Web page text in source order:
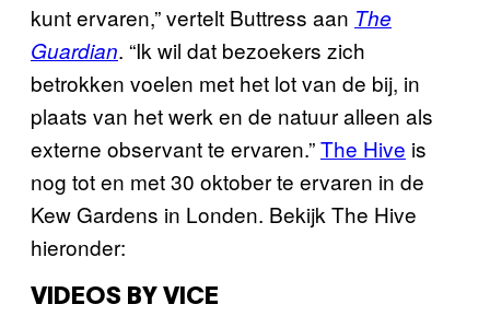
kunt ervaren,” vertelt Buttress aan The
Guardian. “Ik wil dat bezoekers zich
betrokken voelen met het lot van de bij, in
plaats van het werk en de natuur alleen als
externe observant te ervaren.”The Hive is
nog tot en met 30 oktober te ervaren in de
Kew Gardens in Londen. Bekijk The Hive
hieronder:
VIDEOS BY VICE